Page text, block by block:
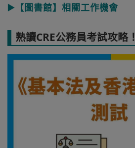
▶️【圖書館】相關工作機會
熟讀CRE公務員考試攻略！